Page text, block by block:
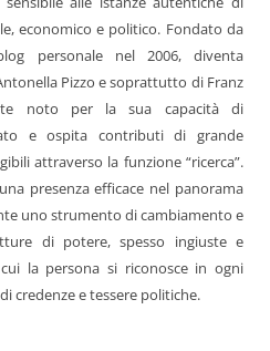
economico e politico. Fondato da
personale nel 2006, diventa
Pizzo e soprattutto di Franz
noto per la sua capacità di
e ospita contributi di grande
attraverso la funzione “ricerca”.
presenza efficace nel panorama
uno strumento di cambiamento e
di potere, spesso ingiuste e
la persona si riconosce in ogni
credenze e tessere politiche.